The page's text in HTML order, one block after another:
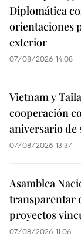
Diplomática
orientaciones
exterior
07/08/2026 14:08
Vietnam y
cooperación
aniversario de
07/08/2026 13:37
Asamblea
transparentar
proyectos
07/08/2026 11:06